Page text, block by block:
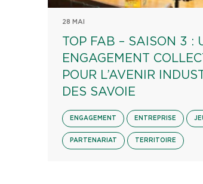
28 MAI
TOP FAB – SAISON 3 :
ENGAGEMENT
POUR L’AVENIR
DES SAVOIE
ENGAGEMENT ENTREPRISE
PARTENARIAT TERRITOIRE